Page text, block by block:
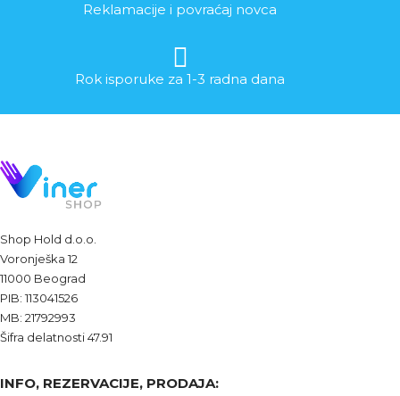
Reklamacije i povraćaj novca
Rok isporuke za 1-3 radna dana
Shop Hold d.o.o.
Voronješka 12
11000 Beograd
PIB: 113041526
MB: 21792993
Šifra delatnosti 47.91
INFO, REZERVACIJE, PRODAJA: